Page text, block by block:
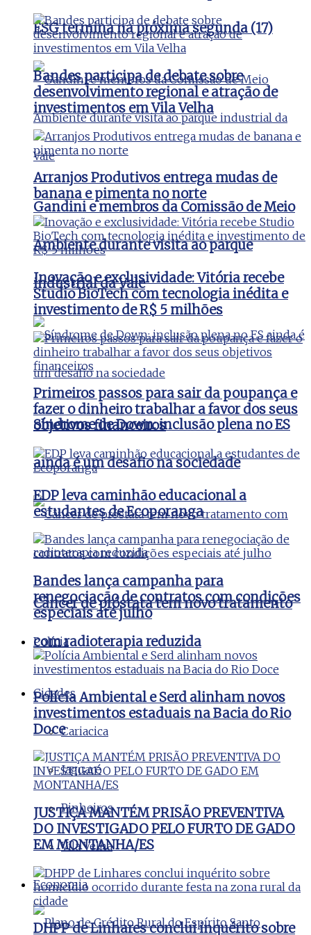
ESG termina na próxima segunda (17)
Gandini e membros da Comissão de Meio
Ambiente durante visita ao parque
industrial da Vale
Síndrome de Down: inclusão plena no ES
ainda é um desafio na sociedade
Câncer de próstata tem novo tratamento
com radioterapia reduzida
Cidades
Cariacica
Jaguaré
Pinheiros
Vila Velha
Economia
Bandes participa de debate sobre
desenvolvimento regional e atração de
investimentos em Vila Velha
Arranjos Produtivos entrega mudas de
banana e pimenta no norte
Inovação e exclusividade: Vitória recebe
Studio BioTech com tecnologia inédita e
investimento de R$ 5 milhões
Primeiros passos para sair da poupança e
fazer o dinheiro trabalhar a favor dos seus
objetivos financeiros
EDP leva caminhão educacional a
estudantes de Ecoporanga
Bandes lança campanha para
renegociação de contratos com condições
especiais até julho
Polícia
Polícia Ambiental e Serd alinham novos
investimentos estaduais na Bacia do Rio
Doce
JUSTIÇA MANTÉM PRISÃO PREVENTIVA
DO INVESTIGADO PELO FURTO DE GADO
EM MONTANHA/ES
DHPP de Linhares conclui inquérito sobre